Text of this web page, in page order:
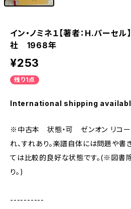
イン・ノミネ１【著者：H.パーセ
社 1968年
¥253
残り1点
International shipping
※中古本 状態・可 ゼンオン リコー
れ、すれあり。楽譜自体には問題や書
ては比較的良好な状態です。(※図書
り。)
----------